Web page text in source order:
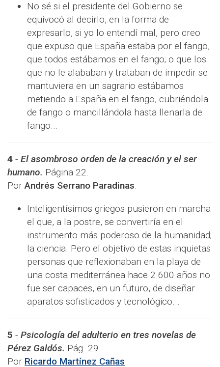
No sé si el presidente del Gobierno se
equivocó al decirlo, en la forma de
expresarlo, si yo lo entendí mal, pero creo
que expuso que España estaba por el fango,
que todos estábamos en el fango; o que los
que no le alababan y trataban de impedir se
mantuviera en un sagrario estábamos
metiendo a España en el fango, cubriéndola
de fango o mancillándola hasta llenarla de
fango...
4.- El asombroso orden de la creación y el ser
humano. Página 22.
PorAndrés Serrano Paradinas.
Inteligentísimos griegos pusieron en marcha
el que, a la postre, se convertiría en el
instrumento más poderoso de la humanidad;
la ciencia. Pero el objetivo de estas inquietas
personas que reflexionaban en la playa de
una costa mediterránea hace 2.600 años no
fue ser capaces, en un futuro, de diseñar
aparatos sofisticados y tecnológico...
5.- Psicología del adulterio en tres novelas de
Pérez Galdós. Pág. 29.
Por Ricardo Martínez Cañas.